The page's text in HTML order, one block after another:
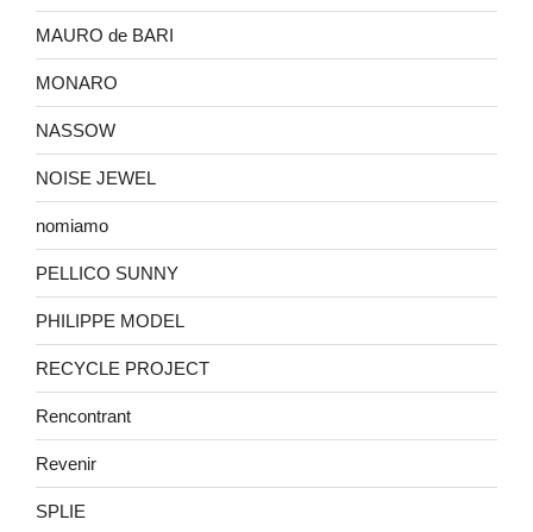
MAURO de BARI
MONARO
NASSOW
NOISE JEWEL
nomiamo
PELLICO SUNNY
PHILIPPE MODEL
RECYCLE PROJECT
Rencontrant
Revenir
SPLIE